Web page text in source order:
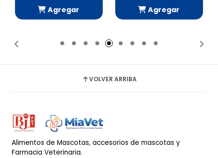
Agregar
Agregar
VOLVER ARRIBA
Alimentos de Mascotas, accesorios de mascotas y
Farmacia Veterinaria.